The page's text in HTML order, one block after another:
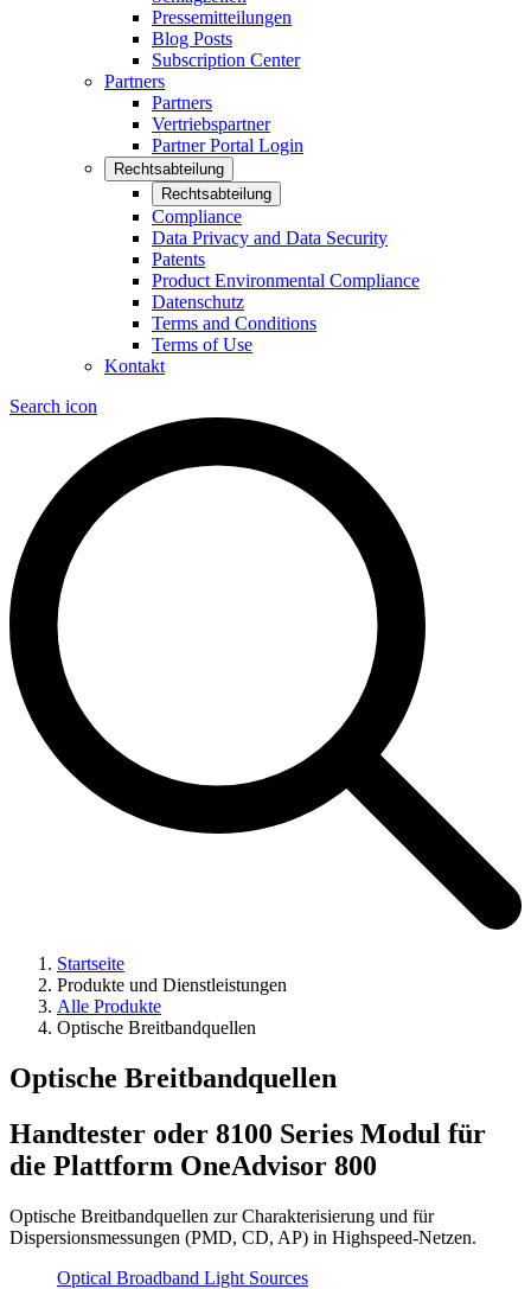
Pressemitteilungen
Blog Posts
Subscription Center
Partners
Partners
Vertriebspartner
Partner Portal Login
Rechtsabteilung
Rechtsabteilung
Compliance
Data Privacy and Data Security
Patents
Product Environmental Compliance
Datenschutz
Terms and Conditions
Terms of Use
Kontakt
Search icon
Startseite
Produkte und Dienstleistungen
Alle Produkte
Optische Breitbandquellen
Optische Breitbandquellen
Handtester oder 8100 Series Modul für
die Plattform OneAdvisor 800
Optische Breitbandquellen zur Charakterisierung und für
Dispersionsmessungen (PMD, CD, AP) in Highspeed-Netzen.
Optical Broadband Light Sources